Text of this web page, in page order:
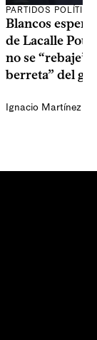
PARTIDOS
Blancos
de Lacalle Pou
no se “rebaje”
berreta” del
Ignacio Martínez